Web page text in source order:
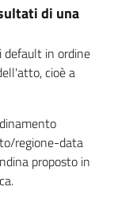
di una
default in ordine
cioè a
regione-data
proposto in